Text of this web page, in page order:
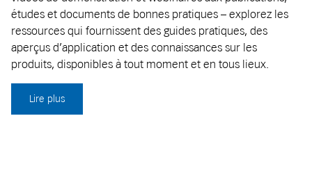
études et documents de bonnes pratiques – explorez les
ressources qui fournissent des guides pratiques, des
aperçus d’application et des connaissances sur les
produits, disponibles à tout moment et en tous lieux.
Lire plus